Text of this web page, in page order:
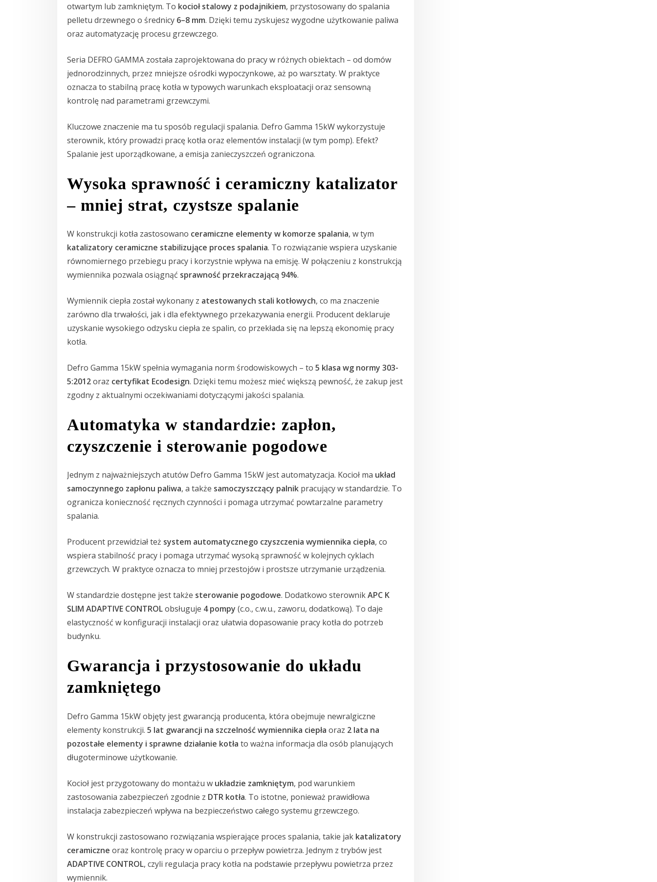
otwartym lub zamkniętym. To kocioł stalowy z podajnikiem, przystosowany do spalania
pelletu drzewnego o średnicy 6–8 mm. Dzięki temu zyskujesz wygodne użytkowanie paliwa
oraz automatyzację procesu grzewczego.
Seria DEFRO GAMMA została zaprojektowana do pracy w różnych obiektach – od domów
jednorodzinnych, przez mniejsze ośrodki wypoczynkowe, aż po warsztaty. W praktyce
oznacza to stabilną pracę kotła w typowych warunkach eksploatacji oraz sensowną
kontrolę nad parametrami grzewczymi.
Kluczowe znaczenie ma tu sposób regulacji spalania. Defro Gamma 15kW wykorzystuje
sterownik, który prowadzi pracę kotła oraz elementów instalacji (w tym pomp). Efekt?
Spalanie jest uporządkowane, a emisja zanieczyszczeń ograniczona.
Wysoka sprawność i ceramiczny katalizator
– mniej strat, czystsze spalanie
W konstrukcji kotła zastosowano ceramiczne elementy w komorze spalania, w tym
katalizatory ceramiczne stabilizujące proces spalania. To rozwiązanie wspiera uzyskanie
równomiernego przebiegu pracy i korzystnie wpływa na emisję. W połączeniu z konstrukcją
wymiennika pozwala osiągnąć sprawność przekraczającą 94%.
Wymiennik ciepła został wykonany z atestowanych stali kotłowych, co ma znaczenie
zarówno dla trwałości, jak i dla efektywnego przekazywania energii. Producent deklaruje
uzyskanie wysokiego odzysku ciepła ze spalin, co przekłada się na lepszą ekonomię pracy
kotła.
Defro Gamma 15kW spełnia wymagania norm środowiskowych – to 5 klasa wg normy 303-
5:2012oraz certyfikat Ecodesign. Dzięki temu możesz mieć większą pewność, że zakup jest
zgodny z aktualnymi oczekiwaniami dotyczącymi jakości spalania.
Automatyka w standardzie: zapłon,
czyszczenie i sterowanie pogodowe
Jednym z najważniejszych atutów Defro Gamma 15kW jest automatyzacja. Kocioł ma układ
samoczynnego zapłonu paliwa, a także samoczyszczący palnik pracujący w standardzie. To
ogranicza konieczność ręcznych czynności i pomaga utrzymać powtarzalne parametry
spalania.
Producent przewidział też system automatycznego czyszczenia wymiennika ciepła, co
wspiera stabilność pracy i pomaga utrzymać wysoką sprawność w kolejnych cyklach
grzewczych. W praktyce oznacza to mniej przestojów i prostsze utrzymanie urządzenia.
W standardzie dostępne jest także sterowanie pogodowe. Dodatkowo sterownikAPC K
SLIM ADAPTIVE CONTROLobsługuje 4 pompy (c.o., c.w.u., zaworu, dodatkową). To daje
elastyczność w konfiguracji instalacji oraz ułatwia dopasowanie pracy kotła do potrzeb
budynku.
Gwarancja i przystosowanie do układu
zamkniętego
Defro Gamma 15kW objęty jest gwarancją producenta, która obejmuje newralgiczne
elementy konstrukcji. 5 lat gwarancji na szczelność wymiennika ciepła oraz 2 lata na
pozostałe elementy i sprawne działanie kotła to ważna informacja dla osób planujących
długoterminowe użytkowanie.
Kocioł jest przygotowany do montażu w układzie zamkniętym, pod warunkiem
zastosowania zabezpieczeń zgodnie z DTR kotła. To istotne, ponieważ prawidłowa
instalacja zabezpieczeń wpływa na bezpieczeństwo całego systemu grzewczego.
W konstrukcji zastosowano rozwiązania wspierające proces spalania, takie jak katalizatory
ceramiczne oraz kontrolę pracy w oparciu o przepływ powietrza. Jednym z trybów jest
ADAPTIVE CONTROL, czyli regulacja pracy kotła na podstawie przepływu powietrza przez
wymiennik.